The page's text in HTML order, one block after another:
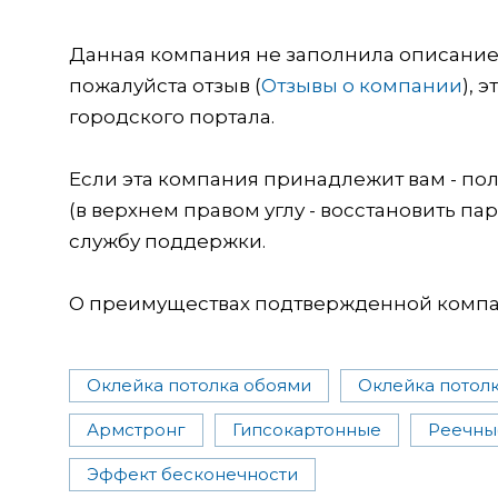
Данная компания не заполнила описание
пожалуйста отзыв (Отзывы о компании),
городского портала.
Если эта компания принадлежит вам -
(в верхнем правом углу - восстановить
службу поддержки.
О преимуществах подтвержденной
Оклейка потолка обоями Оклейка
Армстронг Гипсокартонные
Эффект бесконечности